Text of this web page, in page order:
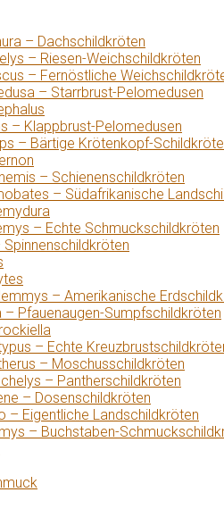
– Dachschildkröten
– Riesen-Weichschildkröten
– Fernöstliche
– Starrbrust-Pelomedusen
– Klappbrust-Pelomedusen
– Bärtige Krötenkopf-
– Schienenschildkröten
– Südafrikanische
– Echte Schmuckschildkröten
– Amerikanische
– Pfauenaugen-Sumpfschildkröten
– Echte
– Moschusschildkröten
– Pantherschildkröten
– Dosenschildkröten
– Eigentliche Landschildkröten
– Buchstaben-